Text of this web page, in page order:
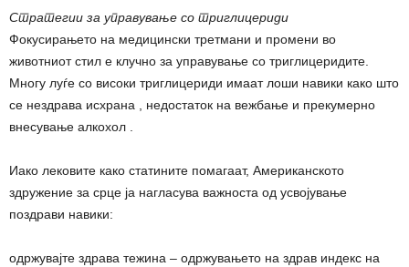
Стратегии за управување со триглицериди
Фокусирањето на медицински третмани и промени во
животниот стил е клучно за управување со триглицеридите.
Многу луѓе со високи триглицериди имаат лоши навики како што
се нездрава исхрана , недостаток на вежбање и прекумерно
внесување алкохол .
Иако лековите како статините помагаат, Американското
здружение за срце ја нагласува важноста од усвојување
поздрави навики:
одржувајте здрава тежина – одржувањето на здрав индекс на